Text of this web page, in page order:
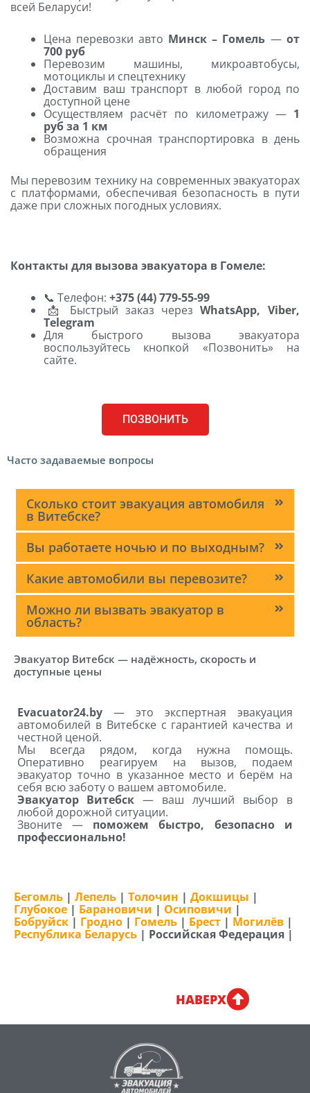
всей Беларуси!
Цена перевозки авто Минск – Гомель — от
700 руб
Перевозим машины, микроавтобусы,
мотоциклы и спецтехнику
Доставим ваш транспорт в любой город по
доступной цене
Осуществляем расчёт по километражу — 1
руб за 1 км
Возможна срочная транспортировка в день
обращения
Мы перевозим технику на современных эвакуаторах
с платформами, обеспечивая безопасность в пути
даже при сложных погодных условиях.
Контакты для вызова эвакуатора в Гомеле:
📞 Телефон: +375 (44) 779-55-99
📩 Быстрый заказ через WhatsApp, Viber,
Telegram
Для быстрого вызова эвакуатора
воспользуйтесь кнопкой «Позвонить» на
сайте.
ПОЗВОНИТЬ
Часто задаваемые вопросы
Сколько стоит эвакуация автомобиля
в Витебске?
Вы работаете ночью и по выходным?
Какие автомобили вы перевозите?
Можно ли вызвать эвакуатор в
область?
Эвакуатор Витебск — надёжность, скорость и
доступные цены
Evacuator24.by — это экспертная эвакуация
автомобилей в Витебске с гарантией качества и
честной ценой.
Мы всегда рядом, когда нужна помощь.
Оперативно реагируем на вызов, подаем
эвакуатор точно в указанное место и берём на
себя всю заботу о вашем автомобиле.
Эвакуатор Витебск — ваш лучший выбор в
любой дорожной ситуации.
Звоните — поможем быстро, безопасно и
профессионально!
Бегомль | Лепель | Толочин | Докшицы |
Глубокое | Барановичи | Осиповичи |
Бобруйск | Гродно | Гомель | Брест | Могилёв |
Республика Беларусь | Российская Федерация |
НАВЕРХ